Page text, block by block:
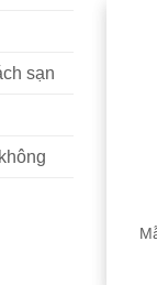
sạn